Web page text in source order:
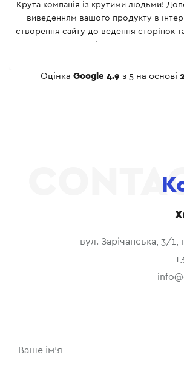
Крута компанія із крутими людьми!
виведенням вашого продукту в
створення сайту до ведення сторінок
Оцінка Google 4.9 з 5 на основі
вул. Зарічанська, 3/